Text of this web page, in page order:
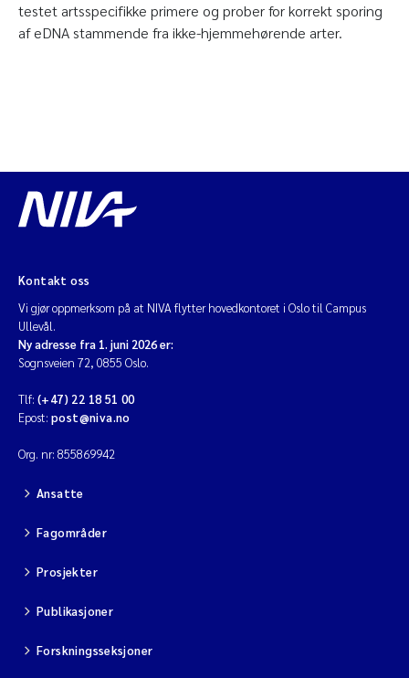
testet artsspecifikke primere og prober for korrekt sporing
af eDNA stammende fra ikke-hjemmehørende arter.
Kontakt oss
Vi gjør oppmerksom på at NIVA flytter hovedkontoret i Oslo til Campus
Ullevål.
Ny adresse fra 1. juni 2026 er:
Sognsveien 72, 0855 Oslo.
Tlf: (+47) 22 18 51 00
Epost: post@niva.no
Org. nr: 855869942
Ansatte
Fagområder
Prosjekter
Publikasjoner
Forskningsseksjoner